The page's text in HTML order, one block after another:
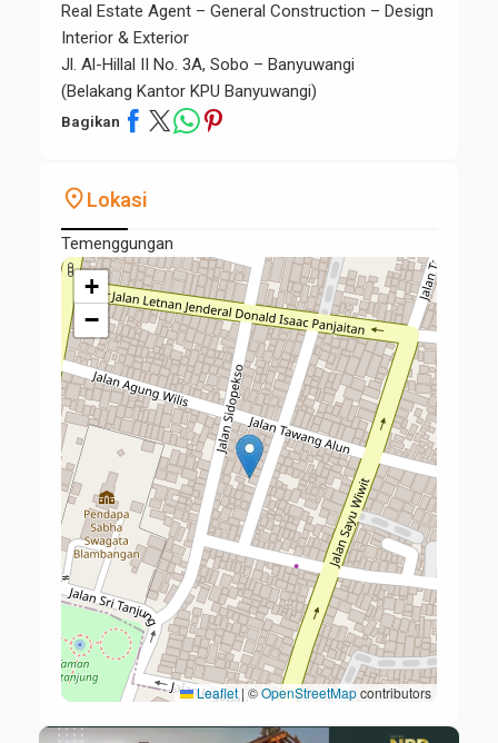
Real Estate Agent – General Construction – Design
Interior & Exterior
Jl. Al-Hillal II No. 3A, Sobo – Banyuwangi
(Belakang Kantor KPU Banyuwangi)
Bagikan
placeLokasi
Temenggungan
+
−
Leaflet | ©OpenStreetMapcontributors